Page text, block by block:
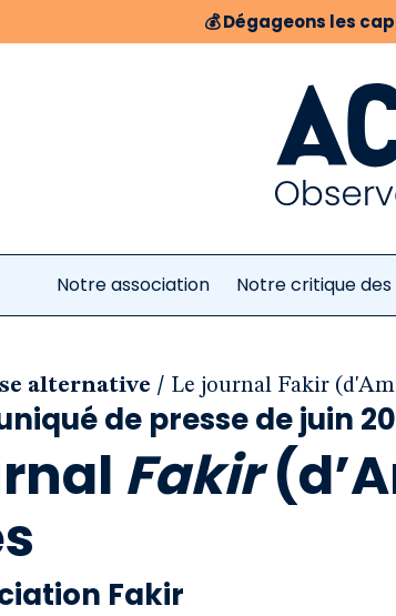
💰Dégageons les
Notre association Notre critique
alternative / Le journal Fakir
de presse de juin
Fakir
Fakir